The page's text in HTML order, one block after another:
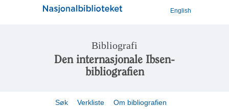
English
Bibliografi
Den internasjonale Ibsen-
bibliografien
Søk Verkliste Om bibliografien